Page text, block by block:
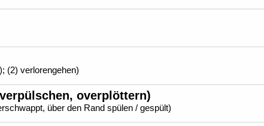
(2) verlorengehen)
overplöttern)
über den Rand spülen / gespült)